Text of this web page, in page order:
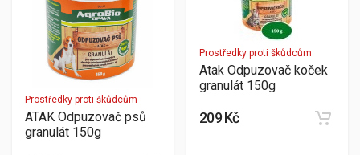
Prostředky proti škůdcům
ATAK Odpuzovač psů
granulát 150g
Prostředky proti škůdcům
Atak Odpuzovač koček
granulát 150g
209 Kč